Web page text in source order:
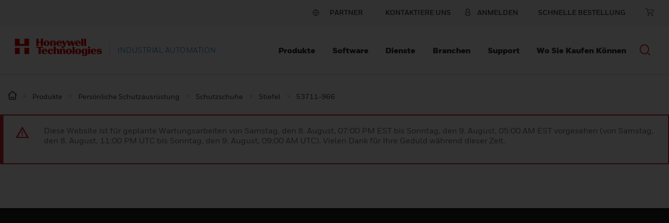
PARTNER KONTAKTIERE UNS ANMELDEN SCHNELLE BESTELLUNG
INDUSTRIAL AUTOMATION Produkte Software Dienste Branchen Support Wo Sie Kaufen Können
Produkte Persönliche Schutzausrüstung Schutzschuhe Stiefel 53711-966
Diese Website ist für geplante Wartungsarbeiten von Samstag, den 8. August, 07:00 PM EST bis Sonntag, den 9. August, 05:00 AM EST vorgesehen (von Samstag,
den 8. August, 11:00 PM UTC bis Sonntag, den 9. August, 09:00 AM UTC). Vielen Dank für Ihre Geduld während dieser Zeit.